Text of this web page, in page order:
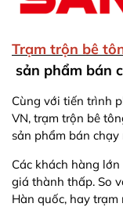
Trạm trộn bê
sản phẩm bán
Cùng với tiến trình
VN, trạm trộn bê
sản phẩm bán
Các khách hàng
giá thành thấp. So
Hàn quốc, hay